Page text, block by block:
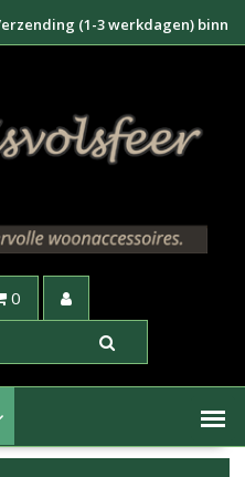
(1-3 werkdagen) binnen
0